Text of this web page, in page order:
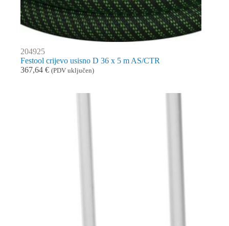
204925
Festool crijevo usisno D 36 x 5 m AS/CTR
367,64 € (PDV uključen)